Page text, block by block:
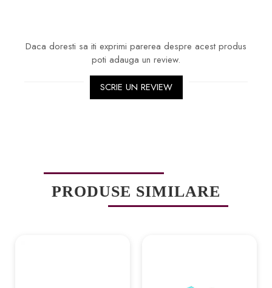
Daca doresti sa iti exprimi parerea despre acest produs
poti adauga un review.
SCRIE UN REVIEW
PRODUSE SIMILARE